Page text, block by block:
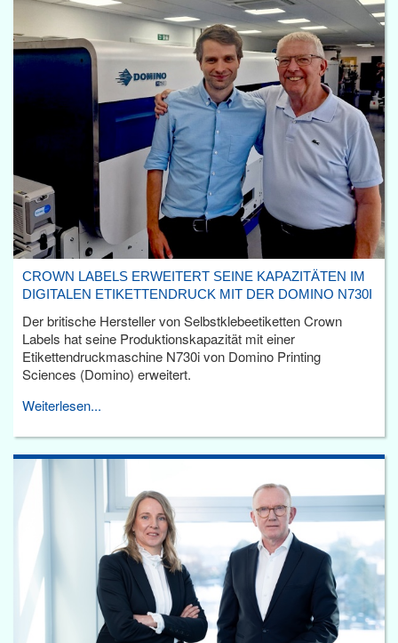
CROWN LABELS ERWEITERT SEINE KAPAZITÄTEN IM
DIGITALEN ETIKETTENDRUCK MIT DER DOMINO N730I
Der britische Hersteller von Selbstklebeetiketten Crown
Labels hat seine Produktionskapazität mit einer
Etikettendruckmaschine N730i von Domino Printing
Sciences (Domino) erweitert.
Weiterlesen...